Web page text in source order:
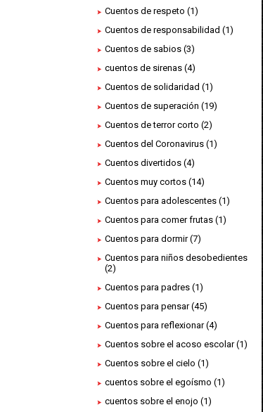
Cuentos de respeto (1)
Cuentos de responsabilidad (1)
Cuentos de sabios (3)
cuentos de sirenas (4)
Cuentos de solidaridad (1)
Cuentos de superación (19)
Cuentos de terror corto (2)
Cuentos del Coronavirus (1)
Cuentos divertidos (4)
Cuentos muy cortos (14)
Cuentos para adolescentes (1)
Cuentos para comer frutas (1)
Cuentos para dormir (7)
Cuentos para niños desobedientes
(2)
Cuentos para padres (1)
Cuentos para pensar (45)
Cuentos para reflexionar (4)
Cuentos sobre el acoso escolar (1)
Cuentos sobre el cielo (1)
cuentos sobre el egoísmo (1)
cuentos sobre el enojo (1)